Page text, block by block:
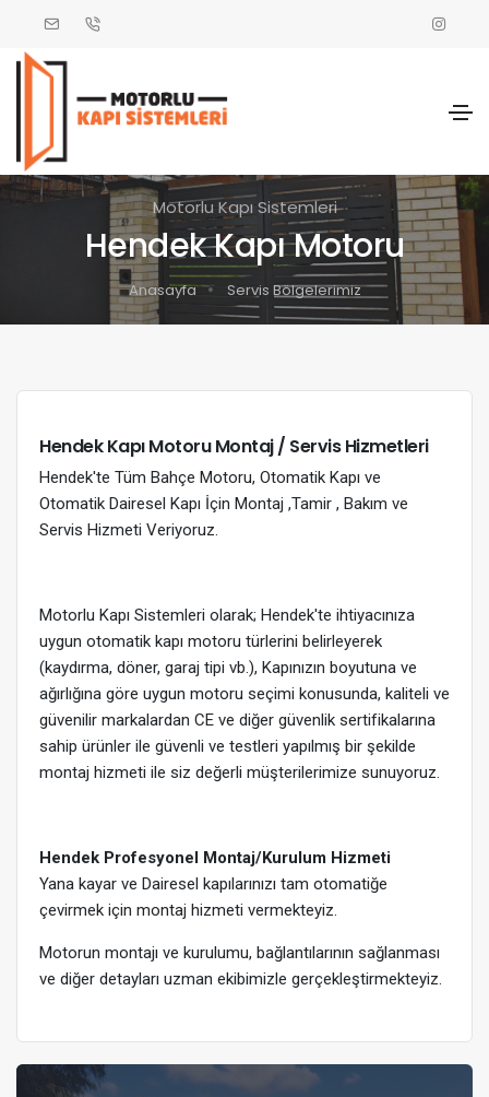
Motorlu Kapı Sistemleri
Hendek Kapı Motoru
Anasayfa Servis Bölgelerimiz
Hendek Kapı Motoru Montaj / Servis Hizmetleri
Hendek'te Tüm Bahçe Motoru, Otomatik Kapı ve
Otomatik Dairesel Kapı İçin Montaj ,Tamir , Bakım ve
Servis Hizmeti Veriyoruz.
Motorlu Kapı Sistemleri olarak; Hendek'te ihtiyacınıza
uygun otomatik kapı motoru türlerini belirleyerek
(kaydırma, döner, garaj tipi vb.), Kapınızın boyutuna ve
ağırlığına göre uygun motoru seçimi konusunda, kaliteli ve
güvenilir markalardan CE ve diğer güvenlik sertifikalarına
sahip ürünler ile güvenli ve testleri yapılmış bir şekilde
montaj hizmeti ile siz değerli müşterilerimize sunuyoruz.
Hendek Profesyonel Montaj/Kurulum Hizmeti
Yana kayar ve Dairesel kapılarınızı tam otomatiğe
çevirmek için montaj hizmeti vermekteyiz.
Motorun montajı ve kurulumu, bağlantılarının sağlanması
ve diğer detayları uzman ekibimizle gerçekleştirmekteyiz.